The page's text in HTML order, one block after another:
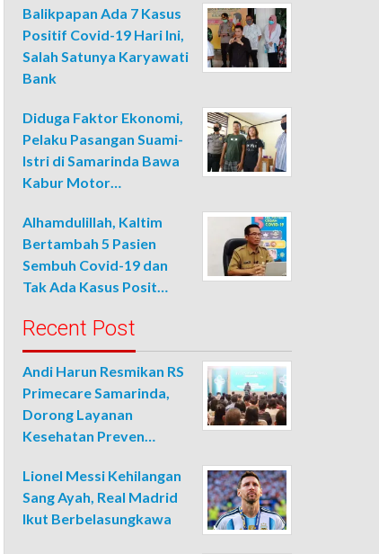
Balikpapan Ada 7 Kasus
Positif Covid-19 Hari Ini,
Salah Satunya Karyawati
Bank
Diduga Faktor Ekonomi,
Pelaku Pasangan Suami-
Istri di Samarinda Bawa
Kabur Motor…
Alhamdulillah, Kaltim
Bertambah 5 Pasien
Sembuh Covid-19 dan
Tak Ada Kasus Posit…
Recent Post
Andi Harun Resmikan RS
Primecare Samarinda,
Dorong Layanan
Kesehatan Preven…
Lionel Messi Kehilangan
Sang Ayah, Real Madrid
Ikut Berbelasungkawa